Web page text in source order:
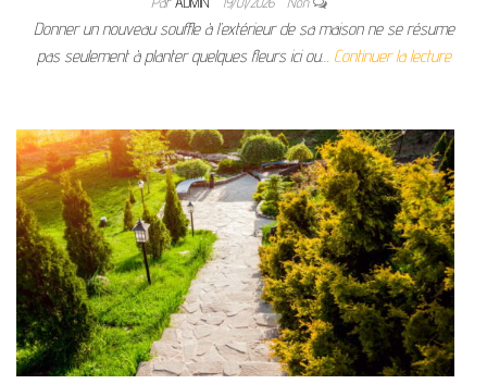
Donner un nouveau souffle à l’extérieur de sa maison ne se résume
pas seulement à planter quelques fleurs ici ou… Continuer la lecture